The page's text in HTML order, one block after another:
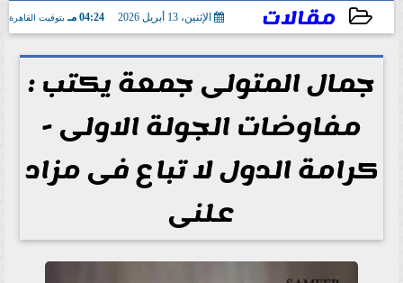
مقالات الإثنين، 13 أبريل 2026 04:24 مـ بتوقيت القاهرة
2026-04-13 16:24:38
جمال المتولى جمعة يكتب :
مفاوضات الجولة الاولى -
كرامة الدول لا تباع فى مزاد
علنى